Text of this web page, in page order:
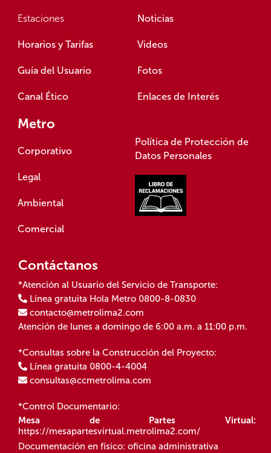
Estaciones
Horarios y Tarifas
Guía del Usuario
Canal Ético
Noticias
Videos
Fotos
Enlaces de Interés
Metro
Corporativo
Legal
Ambiental
Comercial
Política de Protección de
Datos Personales
Contáctanos
*Atención al Usuario del Servicio de Transporte:
Línea gratuita Hola Metro 0800-8-0830
contacto@metrolima2.com
Atención de lunes a domingo de 6:00 a.m. a 11:00 p.m.
*Consultas sobre la Construcción del Proyecto:
Línea gratuita 0800-4-4004
consultas@ccmetrolima.com
*Control Documentario:
Mesa de Partes Virtual:
https://mesapartesvirtual.metrolima2.com/
Documentación en físico: oficina administrativa